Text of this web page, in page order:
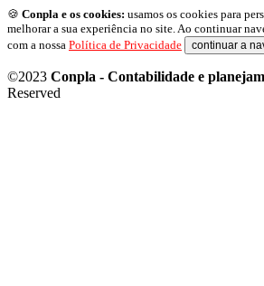
🍪 Conpla e os cookies: usamos os cookies para
melhorar a sua experiência no site. Ao continuar
com a nossa Política de Privacidade continuar a
©2023 Conpla - Contabilidade e
Reserved